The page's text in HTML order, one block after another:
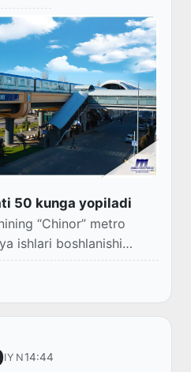
50 kunga yopiladi
“Chinor” metro
ishlari boshlanishi
13-iyundan boshlab 50
yoʻlovchilar uchun
IYN14:44